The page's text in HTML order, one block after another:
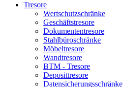
Tresore
Wertschutzschränke
Geschäftstresore
Dokumententresore
Stahlbüroschränke
Möbeltresore
Wandtresore
BTM - Tresore
Deposittresore
Datensicherungsschränke